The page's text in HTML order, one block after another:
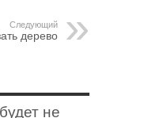
Следующий
дерево
не